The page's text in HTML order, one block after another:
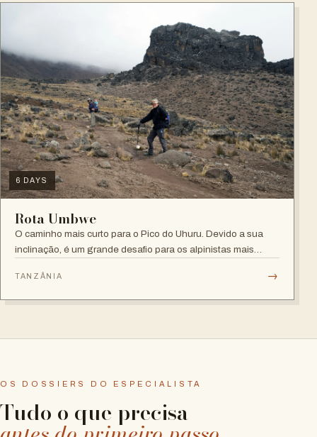
6 DAYS
Rota Umbwe
O caminho mais curto para o Pico do Uhuru. Devido a sua
inclinação, é um grande desafio para os alpinistas mais
TANZÂNIA →
OS DOSSIERS DO ESPECIALISTA
Tudo o que precisa